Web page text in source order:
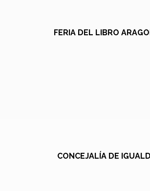
FERIA DEL LIBRO
CONCEJALÍA DE